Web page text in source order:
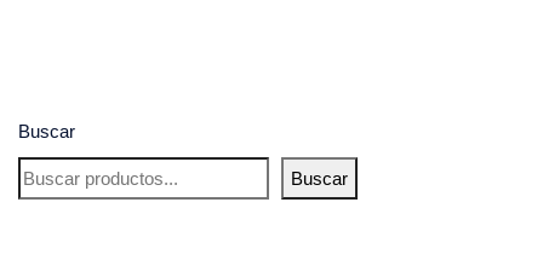
Buscar
Buscar